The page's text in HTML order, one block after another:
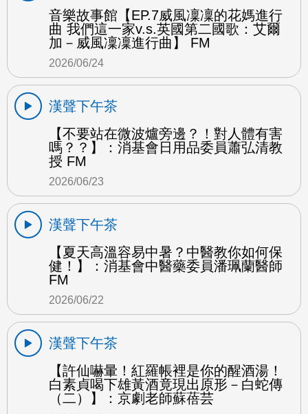
音樂故事館【EP.7威風凜凜的花媽進行
曲 我們這一家v.s.英國第二國歌：艾爾
加－威風凜凜進行曲】 FM
2026/06/24
漢聲下午茶
【不要站在微波爐旁邊？！對人體有害
嗎？？】：消基會日用品委員蕭弘清教
授 FM
2026/06/23
漢聲下午茶
【夏天高溫容易中暑？中醫教你如何保
健！】：消基會中醫藥委員潘珮蘭醫師
FM
2026/06/22
漢聲下午茶
【許仙嚇暈！紅羅帳裡是你的醒酒湯！
白素貞喝下雄黃酒竟現出原形－白蛇傳
（二）】：京劇老師蘇蓓芸